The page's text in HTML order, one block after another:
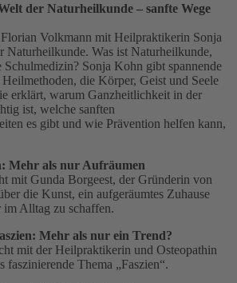
der Naturheilkunde – sanfte Wege
Volkmann mit Heilpraktikerin Sonja
Naturheilkunde. Was ist Naturheilkunde,
Schulmedizin? Sonja Kohn gibt spannende
die Körper, Geist und Seele
erklärt, warum Ganzheitlichkeit in der
ist, welche sanften
es gibt und wie Prävention helfen kann,
Mehr als nur Aufräumen
mit Gunda Borgeest, der Gründerin von
die Kunst, ein aufgeräumtes Zuhause
Alltag zu schaffen.
Mehr als nur ein Trend?
mit der Heilpraktikerin und Osteopathin
faszinierende Thema „Faszien“.